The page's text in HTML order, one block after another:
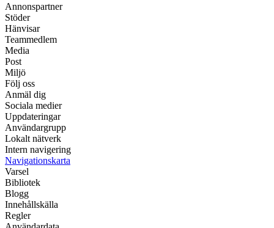
Annonspartner
Stöder
Hänvisar
Teammedlem
Media
Post
Miljö
Följ oss
Anmäl dig
Sociala medier
Uppdateringar
Användargrupp
Lokalt nätverk
Intern navigering
Navigationskarta
Varsel
Bibliotek
Blogg
Innehållskälla
Regler